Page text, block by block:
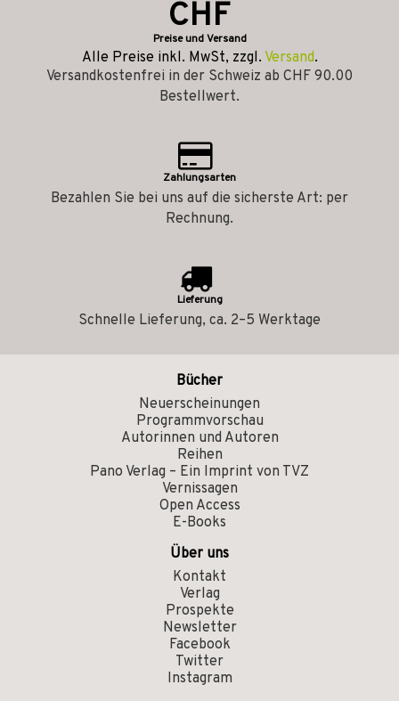
CHF
Preise und Versand
Alle Preise inkl. MwSt, zzgl. Versand.
Versandkostenfrei in der Schweiz ab CHF 90.00
Bestellwert.
Zahlungsarten
Bezahlen Sie bei uns auf die sicherste Art: per
Rechnung.
Lieferung
Schnelle Lieferung, ca. 2–5 Werktage
Bücher
Neuerscheinungen
Programmvorschau
Autorinnen und Autoren
Reihen
Pano Verlag – Ein Imprint von TVZ
Vernissagen
Open Access
E-Books
Über uns
Kontakt
Verlag
Prospekte
Newsletter
Facebook
Twitter
Instagram